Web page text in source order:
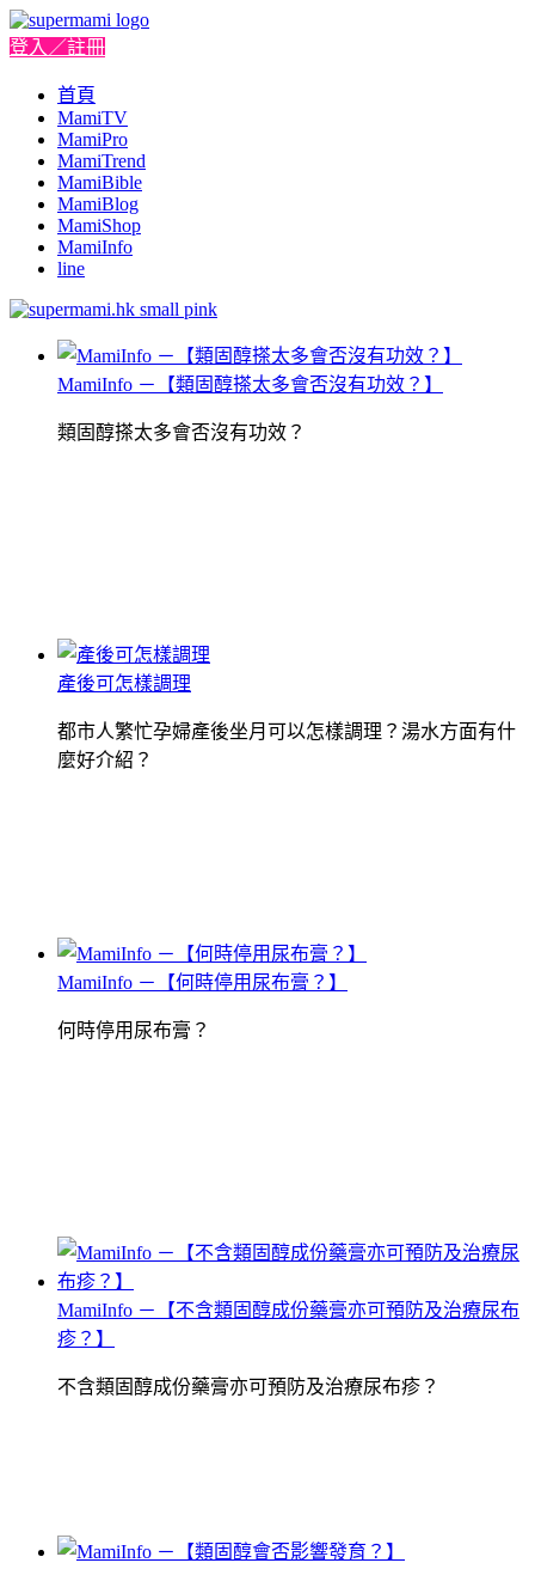
登入／註冊
首頁
MamiTV
MamiPro
MamiTrend
MamiBible
MamiBlog
MamiShop
MamiInfo
line
MamiInfo －【類固醇搽太多會否沒有功效？】
類固醇搽太多會否沒有功效？
產後可怎樣調理
都市人繁忙孕婦產後坐月可以怎樣調理？湯水方面有什
麼好介紹？
MamiInfo －【何時停用尿布膏？】
何時停用尿布膏？
MamiInfo －【不含類固醇成份藥膏亦可預防及治療尿布
疹？】
不含類固醇成份藥膏亦可預防及治療尿布疹？